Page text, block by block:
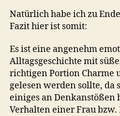
Natürlich habe ich zu
Fazit hier ist somit:
Es ist eine angenehm
Alltagsgeschichte mit
richtigen Portion Charme
gelesen werden sollte, da
einiges an Denkanstößen
Verhalten einer Frau